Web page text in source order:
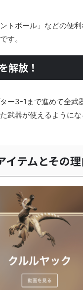
トボール」などの便
す。
解放！
ー3-1まで進めて全武
武器が使えるように
イテムとその